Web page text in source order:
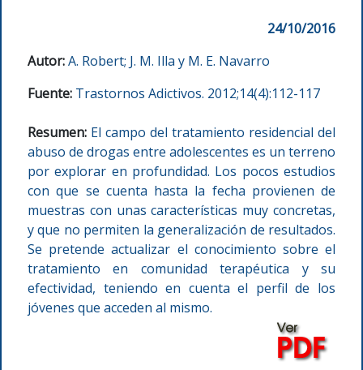
24/10/2016
Autor:A. Robert; J. M. Illa y M. E. Navarro
Fuente: Trastornos Adictivos. 2012;14(4):112-117
Resumen: El campo del tratamiento residencial del
abuso de drogas entre adolescentes es un terreno
por explorar en profundidad. Los pocos estudios
con que se cuenta hasta la fecha provienen de
muestras con unas características muy concretas,
y que no permiten la generalización de resultados.
Se pretende actualizar el conocimiento sobre el
tratamiento en comunidad terapéutica y su
efectividad, teniendo en cuenta el perfil de los
jóvenes que acceden al mismo.